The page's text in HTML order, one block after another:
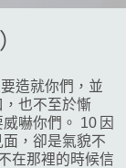
造就你們，並
也不至於慚
嚇你們。 10 因
，卻是氣貌不
在那裡的時候信